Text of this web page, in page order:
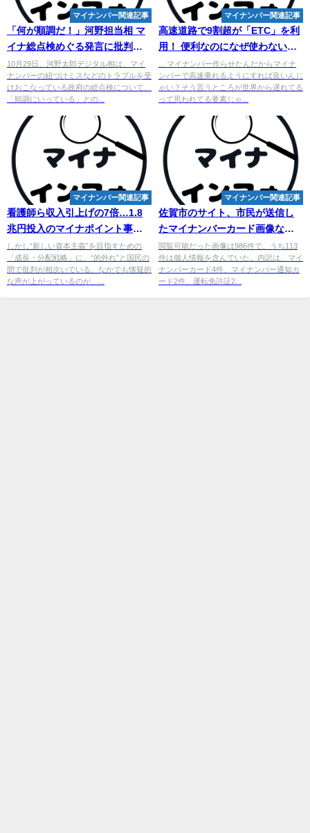
マイナンバー関連記事
「何が順調だ！」河野担当相 マ
イナ総点検めぐる発言に批判殺
到、国会答弁のヒドさにも怒り
の声
10月29日、河野太郎デジタル相は、マイ
ナンバーの紐づけミスなどのトラブルを受
けおこなっている政府の総点検について、
「順調にいっている」との...
マイナンバー関連記事
高速道路で9割超が「ETC」を利
用！ 便利なのになぜ使わない人
がいる？ 「一般レーン」しか通
れ ...
... マイナンバー作らせたんだからマイナ
ンバーで高速乗れるようにすれば良いんじ
ゃい？そう言うところが世界から遅れてる
って思われてる要素じゃ...
マイナンバー関連記事
看護師ら収入引上げの7倍…1.8
兆円投入のマイナポイント事業
に「配分間違い」の声｜ニフテ
ィ ...
しかし“新しい資本主義”を目指すための
「成長・分配戦略」に、“的外れ”と国民の
間で批判が相次いでいる。なかでも懐疑的
な声が上がっているのが、...
マイナンバー関連記事
佐賀市のサイト、市民が送信し
たマイナンバーカード画像など
外部から閲覧できる状態に
閲覧可能だった画像は986件で、うち113
件は個人情報を含んでいた。内訳は、マイ
ナンバーカード4件、マイナンバー通知カ
ード2件、運転免許証2...